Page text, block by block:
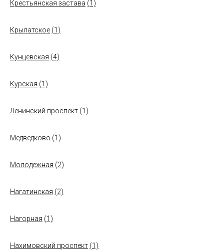
Крестьянская застава (1)
Крылатское (1)
Кунцевская (4)
Курская (1)
Ленинский проспект (1)
Медведково (1)
Молодежная (2)
Нагатинская (2)
Нагорная (1)
Нахимовский проспект (1)